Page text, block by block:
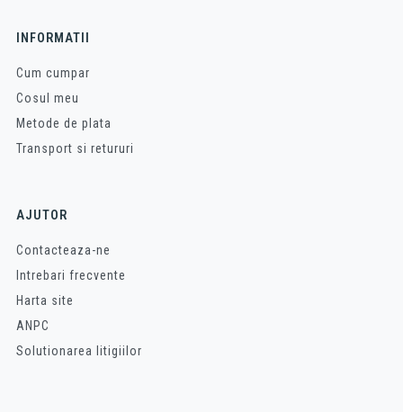
INFORMATII
Cum cumpar
Cosul meu
Metode de plata
Transport si retururi
AJUTOR
Contacteaza-ne
Intrebari frecvente
Harta site
ANPC
Solutionarea litigiilor